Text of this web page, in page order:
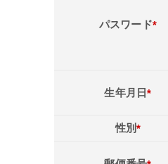
パスワード*
生年月日*
性別*